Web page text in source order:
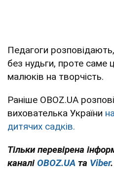
Педагоги
без нудьги, проте саме
малюків на творчість.
Раніше OBOZ.UA
вихователька України
дитячих садків.
Тільки перевірена
каналі OBOZ.UA та Viber